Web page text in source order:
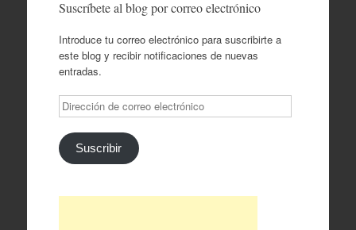
Suscríbete al blog por correo electrónico
Introduce tu correo electrónico para suscribirte a
este blog y recibir notificaciones de nuevas
entradas.
Dirección
de
correo
electrónico
Suscribir